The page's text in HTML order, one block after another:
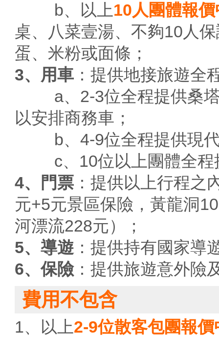
b、以上10人團體報
桌、八菜壹湯、不夠10人
蛋、米粉或面條；
3、用車 ：提供地接旅遊全
a、2-3位全程提供桑塔
以安排商務車；
b、4-9位全程提供現代
c、10位以上團體全程
4、門票 ：提供以上行程之
元+5元景區保險，黃龍洞
河漂流228元）；
5、導遊 ：提供持有國家導
6、保險：提供旅遊意外險
費用不包含
1、以上2-9位散客包團報